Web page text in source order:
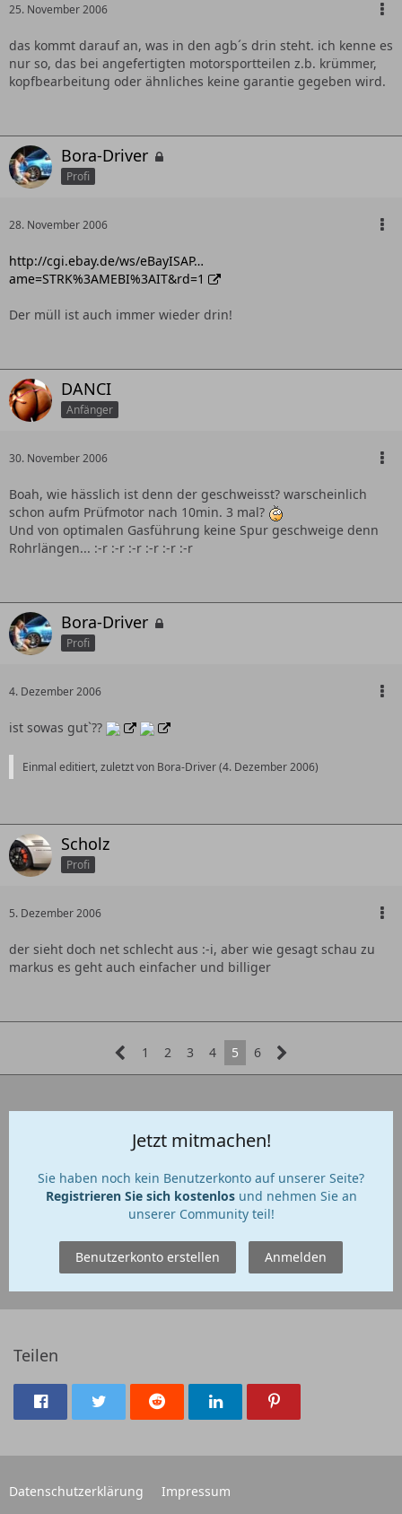
25. November 2006
das kommt darauf an, was in den agb´s drin steht. ich kenne es
nur so, das bei angefertigten motorsportteilen z.b. krümmer,
kopfbearbeitung oder ähnliches keine garantie gegeben wird.
Bora-Driver
Profi
28. November 2006
http://cgi.ebay.de/ws/eBayISAP…
ame=STRK%3AMEBI%3AIT&rd=1
Der müll ist auch immer wieder drin!
DANCI
Anfänger
30. November 2006
Boah, wie hässlich ist denn der geschweisst? warscheinlich
schon aufm Prüfmotor nach 10min. 3 mal?
Und von optimalen Gasführung keine Spur geschweige denn
Rohrlängen... :-r :-r :-r :-r :-r :-r
Bora-Driver
Profi
4. Dezember 2006
ist sowas gut`??
Einmal editiert, zuletzt von Bora-Driver (4. Dezember 2006)
Scholz
Profi
5. Dezember 2006
der sieht doch net schlecht aus :-i, aber wie gesagt schau zu
markus es geht auch einfacher und billiger
1 2 3 4 5 6
Jetzt mitmachen!
Sie haben noch kein Benutzerkonto auf unserer Seite?
Registrieren Sie sich kostenlosund nehmen Sie an
unserer Community teil!
Benutzerkonto erstellen Anmelden
Teilen
Datenschutzerklärung Impressum